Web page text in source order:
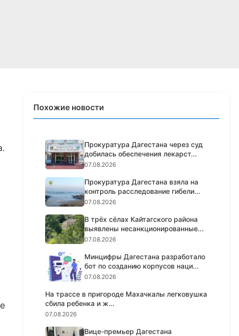
Похожие новости
Прокуратура Дагестана через суд
добилась обеспечения лекарст...
07.08.2026
Прокуратура Дагестана взяла на
контроль расследование гибели...
07.08.2026
В трёх сёлах Кайтагского района
выявлены несанкционированные...
07.08.2026
Минцифры Дагестана разработало
бот по созданию корпусов наци...
07.08.2026
На трассе в пригороде Махачкалы легковушка
сбила ребенка и ж...
07.08.2026
Вице-премьер Дагестана